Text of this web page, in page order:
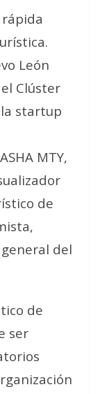
León
Clúster
startup
MTY,
de
del
de
ser